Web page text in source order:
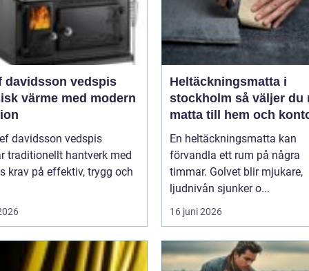
davidsson vedspis
värme med modern
davidsson vedspis
traditionellt hantverk med
krav på effektiv, trygg och
Heltäckningsmatta i
stockholm så väljer du rätt
matta till hem och
En heltäckningsmatta kan
förvandla ett rum på några
timmar. Golvet blir mjukare,
ljudnivån sjunker o...
16 juni 2026